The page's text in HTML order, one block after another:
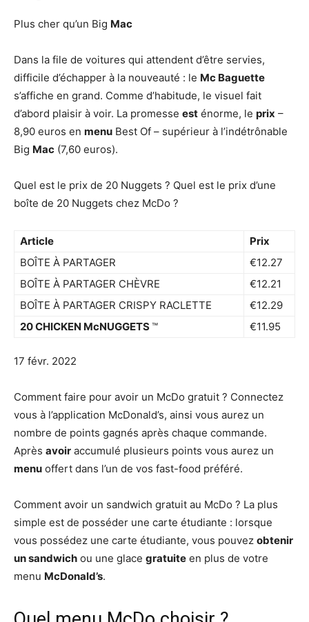
Plus cher qu’un Big Mac
Dans la file de voitures qui attendent d’être servies,
difficile d’échapper à la nouveauté : le Mc Baguette
s’affiche en grand. Comme d’habitude, le visuel fait
d’abord plaisir à voir. La promesse est énorme, le prix –
8,90 euros en menu Best Of – supérieur à l’indétrônable
Big Mac (7,60 euros).
Quel est le prix de 20 Nuggets ? Quel est le prix d’une
boîte de 20 Nuggets chez McDo ?
Article
Prix
BOÎTE À PARTAGER
€12.27
BOÎTE À PARTAGER CHÈVRE
€12.21
BOÎTE À PARTAGER CRISPY RACLETTE
€12.29
20 CHICKEN McNUGGETS™ €11.95
17 févr. 2022
Comment faire pour avoir un McDo gratuit ? Connectez
vous à l’application McDonald’s, ainsi vous aurez un
nombre de points gagnés après chaque commande.
Après avoir accumulé plusieurs points vous aurez un
menu offert dans l’un de vos fast-food préféré.
Comment avoir un sandwich gratuit au McDo ? La plus
simple est de posséder une carte étudiante : lorsque
vous possédez une carte étudiante, vous pouvez obtenir
un sandwich ou une glace gratuite en plus de votre
menu McDonald’s.